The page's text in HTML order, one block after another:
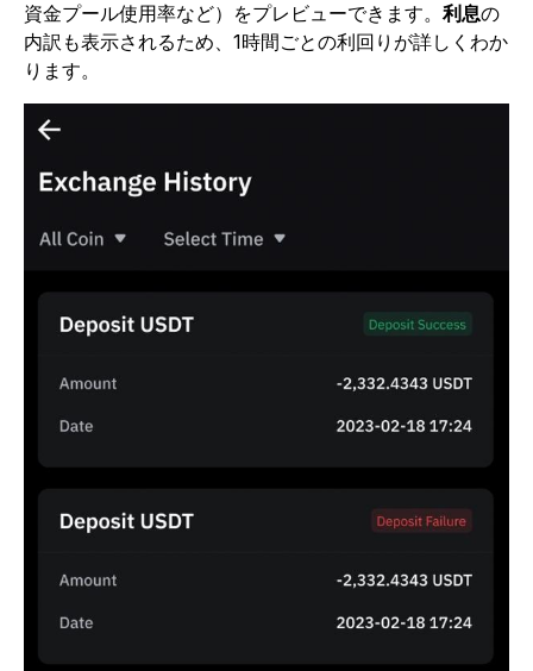
資金プール使用率など）をプレビューできます。 利息の
内訳も表示されるため、1時間ごとの利回りが詳しくわか
ります。